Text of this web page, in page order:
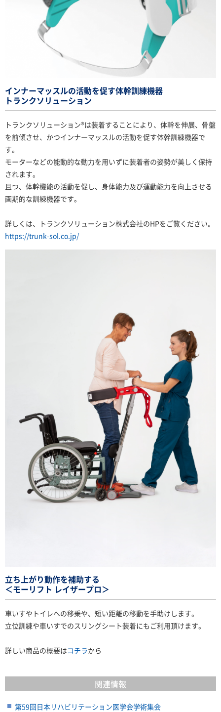
インナーマッスルの活動を促す体幹訓練機器
トランクソリューション
トランクソリューション®は装着することにより、体幹を伸展、骨盤
を前傾させ、かつインナーマッスルの活動を促す体幹訓練機器で
す。
モーターなどの能動的な動力を用いずに装着者の姿勢が美しく保持
されます。
且つ、体幹機能の活動を促し、身体能力及び運動能力を向上させる
画期的な訓練機器です。
詳しくは、トランクソリューション株式会社のHPをご覧ください。
https://trunk-sol.co.jp/
立ち上がり動作を補助する
＜モーリフト レイザープロ＞
車いすやトイレへの移乗や、短い距離の移動を手助けします。
立位訓練や車いすでのスリングシート装着にもご利用頂けます。
詳しい商品の概要はコチラから
関連情報
第59回日本リハビリテーション医学会学術集会